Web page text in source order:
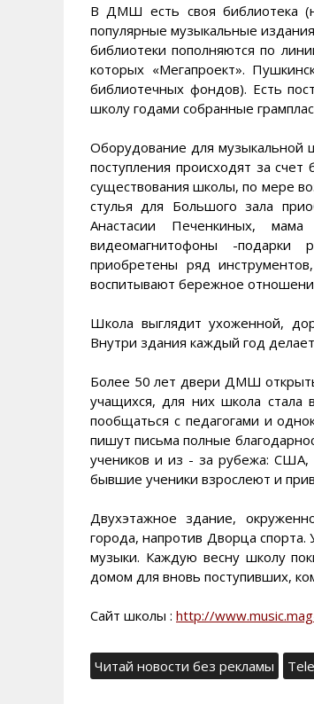
В ДМШ есть своя библиотека
популярные музыкальные
библиотеки пополняются по
которых «Мегапроект».
библиотечных фондов). Есть
школу годами собранные
Оборудование для музыкальной
поступления происходят за
существования школы, по мере
стулья для Большого зала
Анастасии Печенкиных,
видеомагнитофоны -подарки
приобретены ряд
воспитывают бережное
Школа выглядит ухоженной,
Внутри здания каждый год
Более 50 лет двери ДМШ
учащихся, для них школа
пообщаться с педагогами и
пишут письма полные
учеников и из - за рубежа: США,
бывшие ученики взрослеют и
Двухэтажное здание,
города, напротив Дворца спорта.
музыки. Каждую весну школу
домом для вновь поступивших,
Сайт школы : http://
Читай новости без рекламы